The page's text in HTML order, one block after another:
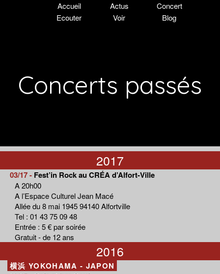
Accueil Actus
Concert
Ecouter
Voir Blog
Concerts passés
2017
03/17 - Fest’in Rock au CRÉA d’Alfort-Ville
A 20h00
A l’Espace Culturel Jean Macé
Allée du 8 mai 1945 94140 Alfortville
Tel : 01 43 75 09 48
Entrée : 5 € par soirée
Gratuit - de 12 ans
2016
横浜 YOKOHAMA - JAPON